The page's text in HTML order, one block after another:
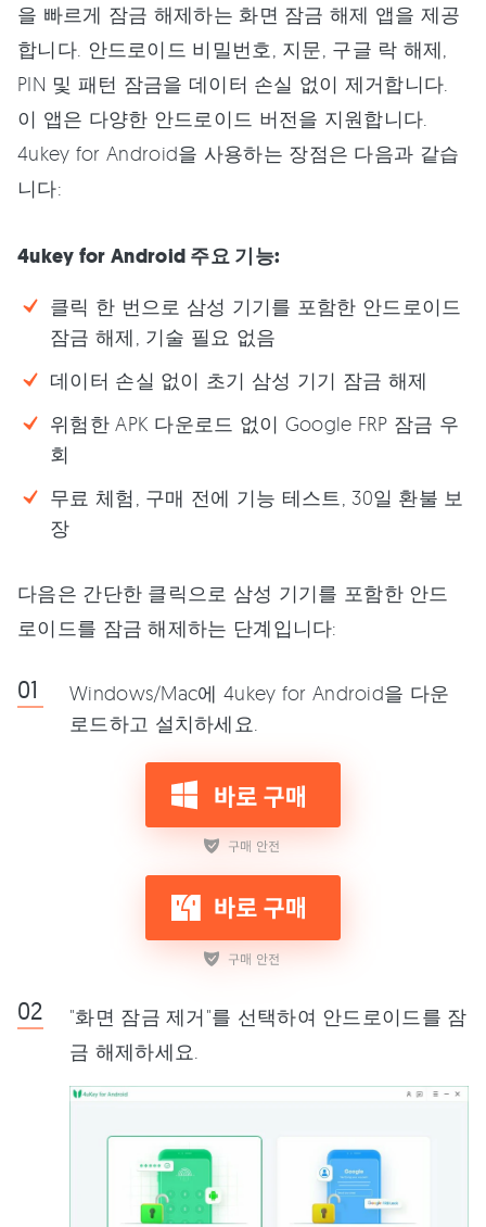
을 빠르게 잠금 해제하는 화면 잠금 해제 앱을 제공
합니다. 안드로이드 비밀번호, 지문, 구글 락 해제,
PIN 및 패턴 잠금을 데이터 손실 없이 제거합니다.
이 앱은 다양한 안드로이드 버전을 지원합니다.
4ukey for Android을 사용하는 장점은 다음과 같습
니다:
4ukey for Android 주요 기능:
클릭 한 번으로 삼성 기기를 포함한 안드로이드
잠금 해제, 기술 필요 없음
데이터 손실 없이 초기 삼성 기기 잠금 해제
위험한 APK 다운로드 없이 Google FRP 잠금 우
회
무료 체험, 구매 전에 기능 테스트, 30일 환불 보
장
다음은 간단한 클릭으로 삼성 기기를 포함한 안드
로이드를 잠금 해제하는 단계입니다:
Windows/Mac에 4ukey for Android을 다운
로드하고 설치하세요.
"화면 잠금 제거"를 선택하여 안드로이드를 잠
금 해제하세요.